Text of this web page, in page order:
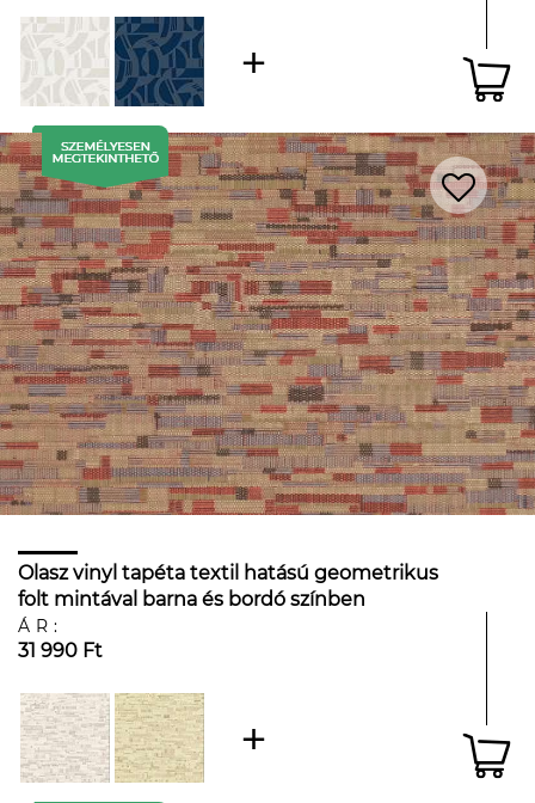
Olasz vinyl tapéta textil hatású geometrikus
folt mintával barna és bordó színben
ÁR:
31 990 Ft